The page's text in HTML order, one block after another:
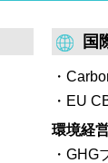
国
EU
環境経
GHG